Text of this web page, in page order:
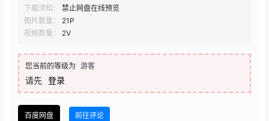
下载须知：
禁止网盘在线预览
图片数量：
21P
视频数量：
2V
您当前的等级为 游客
请先 登录
百度网盘 前往评论